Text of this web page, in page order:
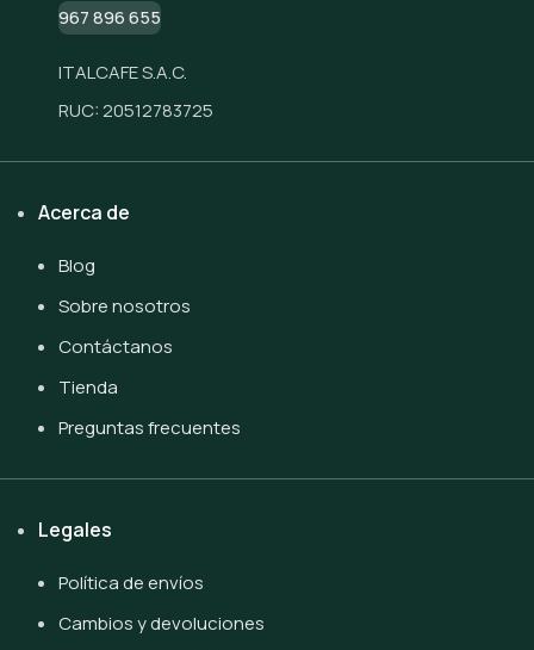
967 896 655
ITALCAFE S.A.C.
RUC: 20512783725
Acerca de
Blog
Sobre nosotros
Contáctanos
Tienda
Preguntas frecuentes
Legales
Política de envíos
Cambios y devoluciones